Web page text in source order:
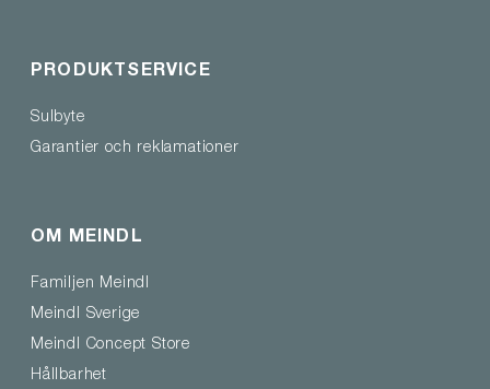
PRODUKTSERVICE
Sulbyte
Garantier och reklamationer
OM MEINDL
Familjen Meindl
Meindl Sverige
Meindl Concept Store
Hållbarhet